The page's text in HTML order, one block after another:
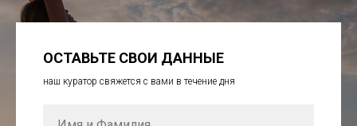
ОСТАВЬТЕ СВОИ ДАННЫЕ
наш куратор свяжется с вами в течение дня